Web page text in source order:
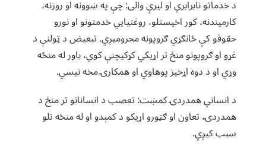
د خدماتو نابرابري او لیرې والی: چې په ښوونه او روزنه،
کارمیندنه، کور اخیستلو، روغتیايي خدمتونو او نورو
حقوقو کې ځانګړي ګروپونه محرومیږي. تبعیض د ټولنې د
غړو او ګروپونو منځ تر اړیکي کړکیچنې کوي، باور له منځه
وړي او د دوه اړخیز پوهاوي او همکارۍ مخه نیسي.
د انساني همدردۍ کمښت: تعصب د انسانانو تر منځ د
همدردۍ، تعاون او ګټورو اړیکو د کمېدو او له منځه تلو
سبب کیږي.